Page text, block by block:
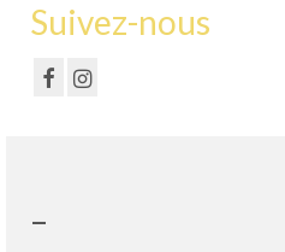
Suivez-nous
–